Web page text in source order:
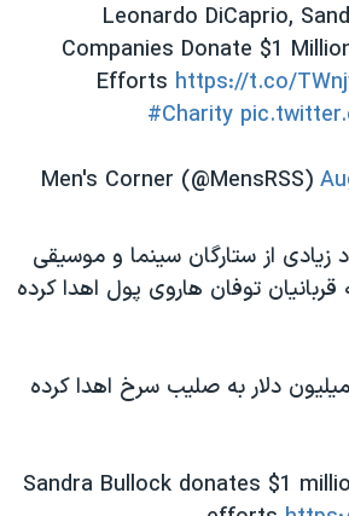
Leonardo DiCaprio,
Companies Donate $1
Efforts https://t.co/
#Charity
زیادی از ستارگان سینما و موسیقی
قربانیان توفان هاروی پول اهدا کرده
دلار به صلیب سرخ اهدا کرده
Sandra Bullock donates $1